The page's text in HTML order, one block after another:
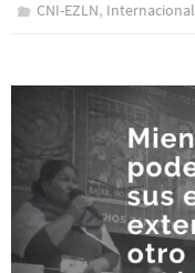
CNI-EZLN, Internacional